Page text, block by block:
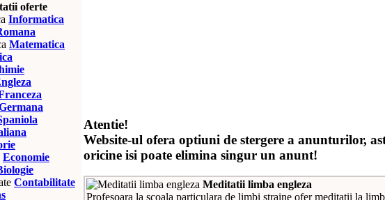
oferte
Informatica
Matematica
Economie
Contabilitate
Atentie!
Website-ul ofera optiuni de stergere a anunturilor,
oricine isi poate elimina singur un anunt!
Meditatii limba engleza
Profesoara la scoala particulara de limbi straine ofer meditatii la